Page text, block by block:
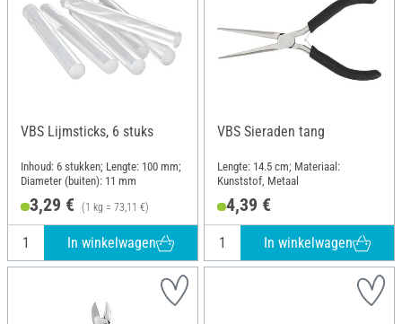
VBS Lijmsticks, 6 stuks
Inhoud: 6 stukken; Lengte: 100 mm;
Diameter (buiten): 11 mm
3,29 € (1 kg = 73,11 €)
In winkelwagen
VBS Sieraden tang
Lengte: 14.5 cm; Materiaal:
Kunststof, Metaal
4,39 €
In winkelwagen